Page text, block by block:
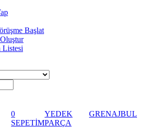
Başlat
Listesi
0
SEPETİM
YEDEK
PARÇA
GRENAJBUL